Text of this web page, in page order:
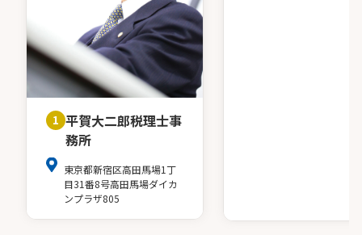
1 平賀大二郎税理士事
務所
東京都新宿区高田馬場1丁
目31番8号高田馬場ダイカ
ンプラザ805